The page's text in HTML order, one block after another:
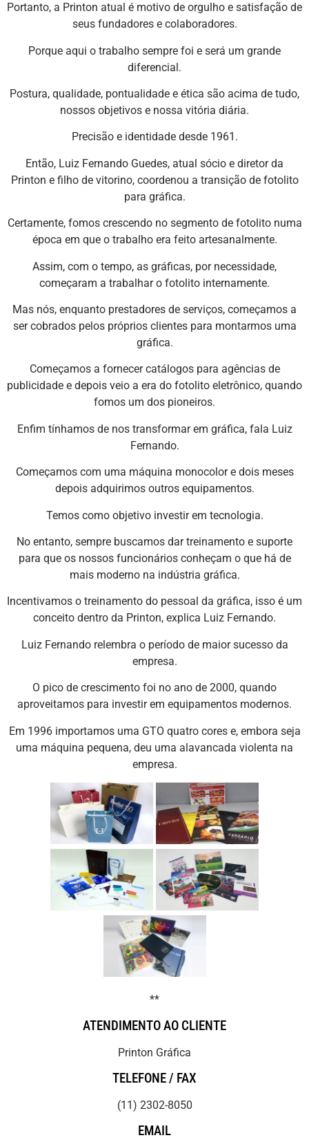
Portanto, a Printon atual é motivo de orgulho e satisfação de
seus fundadores e colaboradores.
Porque aqui o trabalho sempre foi e será um grande
diferencial.
Postura, qualidade, pontualidade e ética são acima de tudo,
nossos objetivos e nossa vitória diária.
Precisão e identidade desde 1961.
Então, Luiz Fernando Guedes, atual sócio e diretor da
Printon e filho de vitorino, coordenou a transição de fotolito
para gráfica.
Certamente, fomos crescendo no segmento de fotolito numa
época em que o trabalho era feito artesanalmente.
Assim, com o tempo, as gráficas, por necessidade,
começaram a trabalhar o fotolito internamente.
Mas nós, enquanto prestadores de serviços, começamos a
ser cobrados pelos próprios clientes para montarmos uma
gráfica.
Começamos a fornecer catálogos para agências de
publicidade e depois veio a era do fotolito eletrônico, quando
fomos um dos pioneiros.
Enfim tínhamos de nos transformar em gráfica, fala Luiz
Fernando.
Começamos com uma máquina monocolor e dois meses
depois adquirimos outros equipamentos.
Temos como objetivo investir em tecnologia.
No entanto, sempre buscamos dar treinamento e suporte
para que os nossos funcionários conheçam o que há de
mais moderno na indústria gráfica.
Incentivamos o treinamento do pessoal da gráfica, isso é um
conceito dentro da Printon, explica Luiz Fernando.
Luiz Fernando relembra o período de maior sucesso da
empresa.
O pico de crescimento foi no ano de 2000, quando
aproveitamos para investir em equipamentos modernos.
Em 1996 importamos uma GTO quatro cores e, embora seja
uma máquina pequena, deu uma alavancada violenta na
empresa.
**
ATENDIMENTO AO CLIENTE
Printon Gráfica
TELEFONE / FAX
(11) 2302-8050
EMAIL